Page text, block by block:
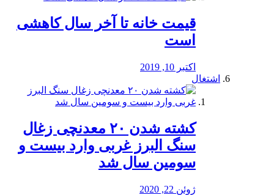
قیمت خانه تا آخر سال کاهشی
است
اکتبر 10, 2019
اشتغال
کشته شدن ۲۰ معدنچی زغال
سنگ البرز غربی وارد بیست و
سومین سال شد
ژوئن 22, 2020